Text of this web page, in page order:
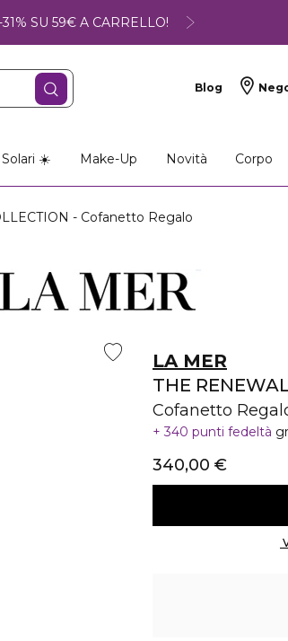
31% SU 59€ A CARRELLO!
Blog
Solari ☀️ Make-Up Novità Corpo
- Cofanetto Regalo
LA MER
THE
Cofanetto
340 punti fedeltà
340,00 €